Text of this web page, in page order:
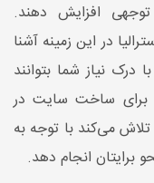
افزایش دهند.
در این زمینه آشنا
نیاز شما بتوانند
برای ساخت سایت در
تلاش می‌کند با توجه به
برایتان انجام دهد.